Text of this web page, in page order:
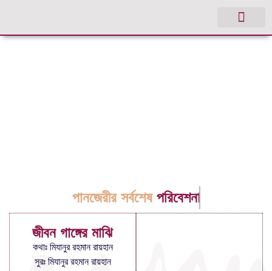
পানজেরীর সর্বশেষ পরিবেশনা
জীবন গাঙ্গের মাঝি
কথাঃ মিযানুর রহমান রায়হান
সুরঃ মিযানুর রহমান রায়হান